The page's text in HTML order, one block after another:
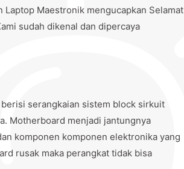
Maestronik mengucapkan Selamat
sudah dikenal dan dipercaya
serangkaian sistem block sirkuit
Motherboard menjadi jantungnya
komponen komponen elektronika yang
rusak maka perangkat tidak bisa